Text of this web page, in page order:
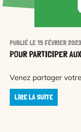
PUBLIÉ LE 15 FÉVRIER 2023
POUR PARTICIPER
Venez partager
LIRE LA SUITE